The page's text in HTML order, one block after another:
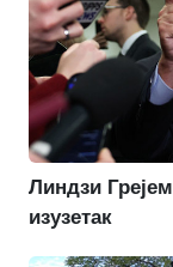
Линдзи
изузетак